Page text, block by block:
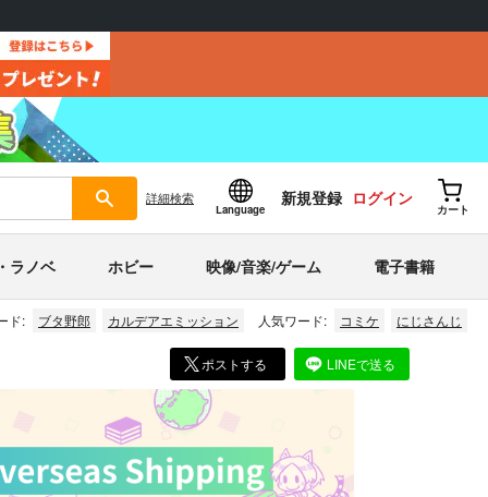
詳細検索
Language
新規登録 ログイン
カート
ラノベ ホビー 映像/音楽/ゲーム 電子書籍
ド: ブタ野郎 カルデアエミッション 人気ワード: コミケ にじさんじ
ポストする LINEで送る